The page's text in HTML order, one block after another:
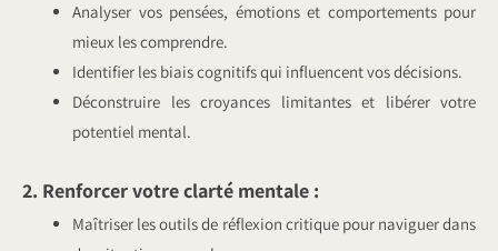
Analyser vos pensées, émotions et comportements pour
mieux les comprendre.
Identifier les biais cognitifs qui influencent vos décisions.
Déconstruire les croyances limitantes et libérer votre
potentiel mental.
2. Renforcer votre clarté mentale :
Maîtriser les outils de réflexion critique pour naviguer dans